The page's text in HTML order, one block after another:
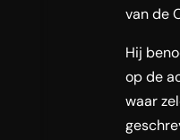
van de
Hij
op de
waar